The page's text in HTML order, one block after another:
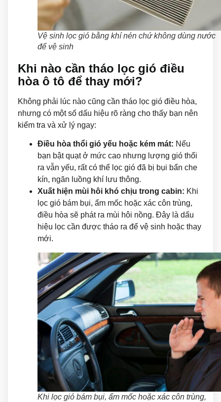
Vệ sinh lọc gió bằng khí nén chứ không dùng nước
để vệ sinh
Khi nào cần tháo lọc gió điều
hòa ô tô để thay mới?
Không phải lúc nào cũng cần tháo lọc gió điều hòa,
nhưng có một số dấu hiệu rõ ràng cho thấy bạn nên
kiểm tra và xử lý ngay:
Điều hòa thổi gió yếu hoặc kém mát: Nếu
bạn bật quạt ở mức cao nhưng lượng gió thổi
ra vẫn yếu, rất có thể lọc gió đã bị bụi bẩn che
kín, ngăn luồng khí lưu thông.
Xuất hiện mùi hôi khó chịu trong cabin: Khi
lọc gió bám bụi, ẩm mốc hoặc xác côn trùng,
điều hòa sẽ phát ra mùi hôi nồng. Đây là dấu
hiệu lọc cần được tháo ra để vệ sinh hoặc thay
mới.
Khi lọc gió bám bụi, ẩm mốc hoặc xác côn trùng,